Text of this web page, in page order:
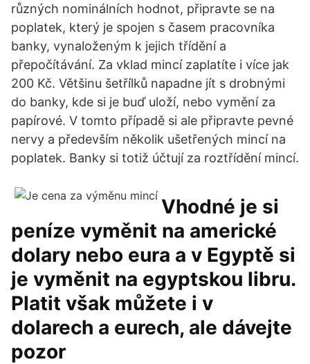
různých nominálních hodnot, připravte se na
poplatek, který je spojen s časem pracovníka
banky, vynaloženým k jejich třídění a
přepočítávání. Za vklad mincí zaplatíte i více jak
200 Kč. Většinu šetřílků napadne jít s drobnými
do banky, kde si je buď uloží, nebo vymění za
papírové. V tomto případě si ale připravte pevné
nervy a především několik ušetřených mincí na
poplatek. Banky si totiž účtují za roztřídění mincí.
Vhodné je si
peníze vyměnit na americké
dolary nebo eura a v Egyptě si
je vyměnit na egyptskou libru.
Platit však můžete i v
dolarech a eurech, ale dávejte
pozor